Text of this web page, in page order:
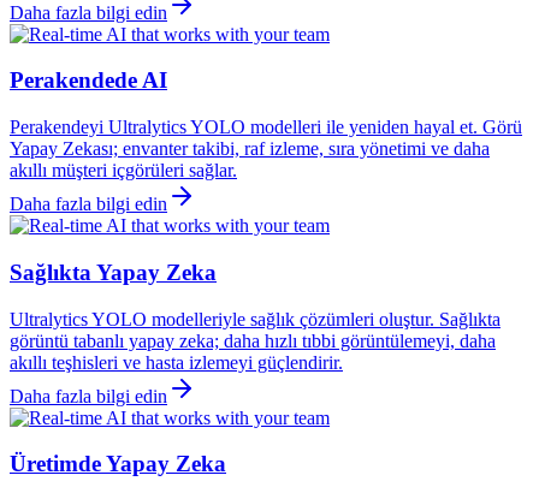
Daha fazla bilgi edin
Perakendede AI
Perakendeyi Ultralytics YOLO modelleri ile yeniden hayal et. Görü
Yapay Zekası; envanter takibi, raf izleme, sıra yönetimi ve daha
akıllı müşteri içgörüleri sağlar.
Daha fazla bilgi edin
Sağlıkta Yapay Zeka
Ultralytics YOLO modelleriyle sağlık çözümleri oluştur. Sağlıkta
görüntü tabanlı yapay zeka; daha hızlı tıbbi görüntülemeyi, daha
akıllı teşhisleri ve hasta izlemeyi güçlendirir.
Daha fazla bilgi edin
Üretimde Yapay Zeka